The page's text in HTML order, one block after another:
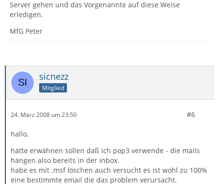
Server gehen und das Vorgenannte auf diese Weise
erledigen.
MfG Peter
sicnezz
Mitglied
24. März 2008 um 23:50 #6
hallo,
hätte erwähnen sollen daß ich pop3 verwende - die mails
hängen also bereits in der inbox.
habe es mit .msf löschen auch versucht es ist wohl zu 100%
eine bestimmte email die das problem verursacht.